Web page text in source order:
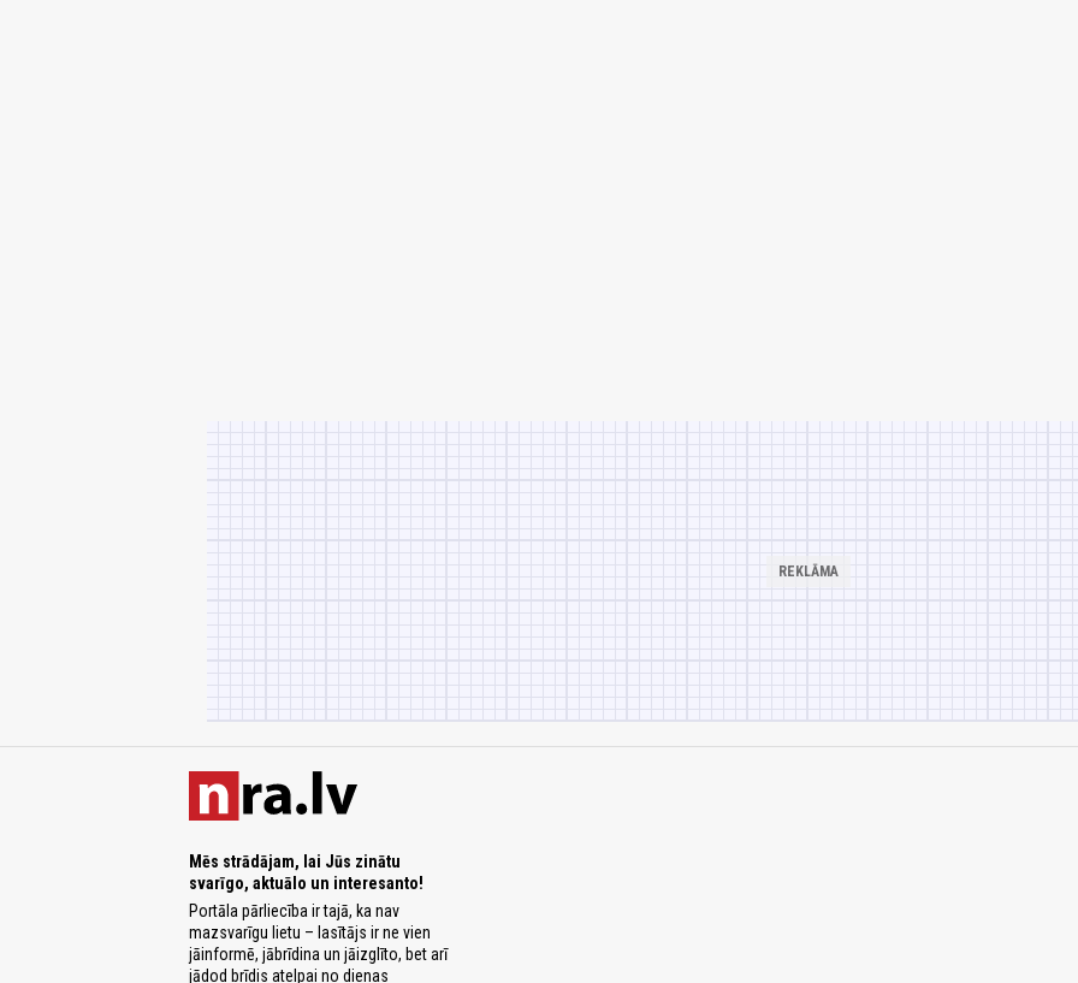
Mēs strādājam, lai Jūs zinātu
svarīgo, aktuālo un interesanto!
Portāla pārliecība ir tajā, ka nav
mazsvarīgu lietu – lasītājs ir ne vien
jāinformē, jābrīdina un jāizglīto, bet arī
jādod brīdis atelpai no dienas